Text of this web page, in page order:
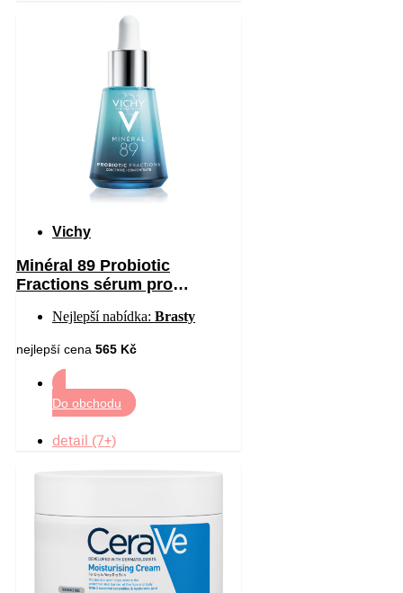
Vichy
Minéral 89 Probiotic
Fractions sérum pro
Nejlepší nabídka: Brasty
nejlepší cena 565 Kč
Do obchodu
detail (7+)